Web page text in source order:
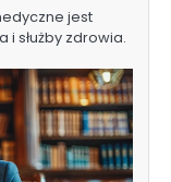
jest
i służby zdrowia.